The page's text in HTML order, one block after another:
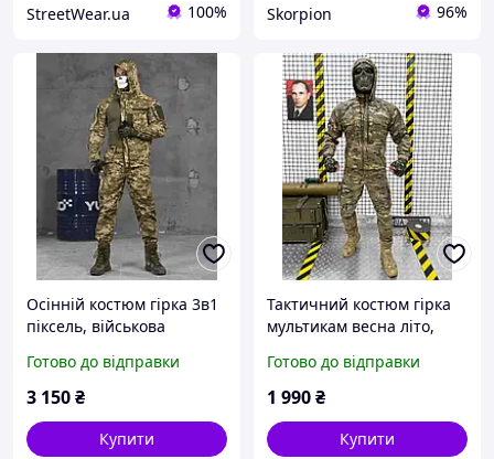
StreetWear.ua 100% Skorpion 96%
Осінній костюм гірка 3в1
піксель, військова
камуфляж армійський
комплект піксель
Готово до відправки
3 150₴
Купити
Тактичний костюм гірка
мультикам весна літо,
костюм гірка камуфляж
форма зсу warmest
Готово до відправки
1 990₴
Купити